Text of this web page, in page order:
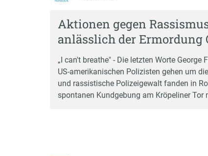
Aktionen gegen
anlässlich der Ermordung
„I can't breathe" - Die letzten Worte
US-amerikanischen Polizisten gehen um
und rassistische Polizeigewalt fanden in
spontanen Kundgebung am Kröpeliner